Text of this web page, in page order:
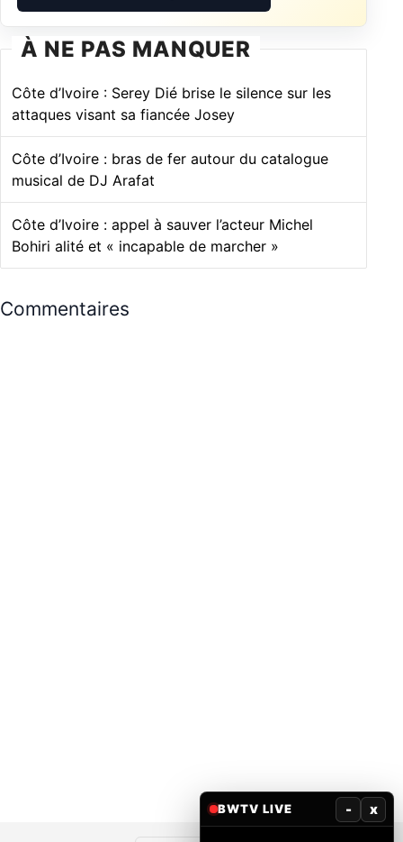
À NE PAS MANQUER
Côte d’Ivoire : Serey Dié brise le silence sur les
attaques visant sa fiancée Josey
Côte d’Ivoire : bras de fer autour du catalogue
musical de DJ Arafat
Côte d’Ivoire : appel à sauver l’acteur Michel
Bohiri alité et « incapable de marcher »
Commentaires
BWTV LIVE - x